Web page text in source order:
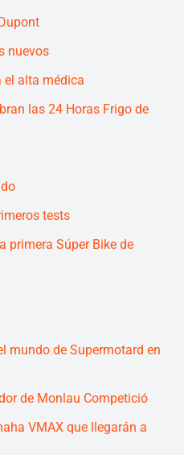
nuevos
el alta médica
las 24 Horas Frigo de
tests
primera Súper Bike de
mundo de Supermotard en
de Monlau Competició
VMAX que llegarán a